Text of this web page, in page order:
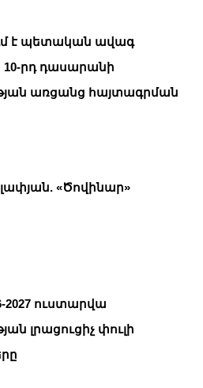
է պետական ավագ
10-րդ դասարանի
առցանց հայտագրման
«Ծովինար»
2027 ուստարվա
լրացուցիչ փուլի